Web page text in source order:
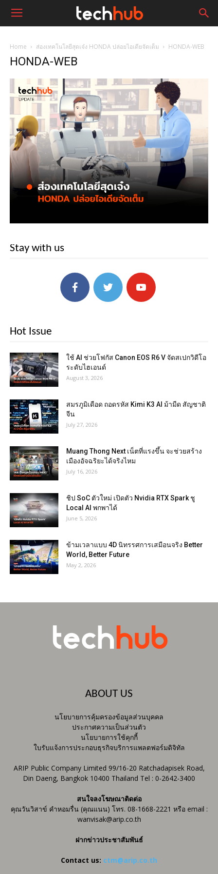
Home ส่องเทคโนโลยีสุดเจ๋ง HONDA ปล่อยไอเดียจัดเต็ม HONDA-WEB
HONDA-WEB
Stay with us
Hot Issue
ใช้ AI ช่วยโฟกัส Canon EOS R6 V จัดสเปกวิดีโอ
ระดับไฮเอนด์
August 3, 2026
สมรภูมิเดือด ถอดรหัส Kimi K3 AI ม้ามืด สัญชาติ
จีน
July 27, 2026
Muang Thong Next เน็ตที่แรงขึ้น จะช่วยสร้าง
เมืองอัจฉริยะได้จริงไหม
July 16, 2026
ชิป SoC ตัวใหม่ เปิดตัว Nvidia RTX Spark ชู
Local AI พกพาได้
June 5, 2026
ข้ามเวลาแบบ 4D นิทรรศการเสมือนจริง Better
World, Better Future
May 2, 2026
ABOUT US
นโยบายการคุ้มครองข้อมูลส่วนบุคคล
ประกาศความเป็นส่วนตัว
นโยบายการใช้คุกกี้
ใบรับแจ้งการประกอบธุรกิจบริการแพลตฟอร์มดิจิทัล
ARIP Public Company Limited 99/16-20 Ratchadapisek Road,
Din Daeng, Bangkok 10400 Thailand Tel : 0-2642-3400
สนใจลงโฆษณาติดต่อ
คุณวันวิสาข์ คำหอมรื่น (คุณแนน) โทร. 08-1668-2221 หรือ email :
wanvisak@arip.co.th
ฝากข่าวประชาสัมพันธ์
Contact us: ctm@arip.co.th